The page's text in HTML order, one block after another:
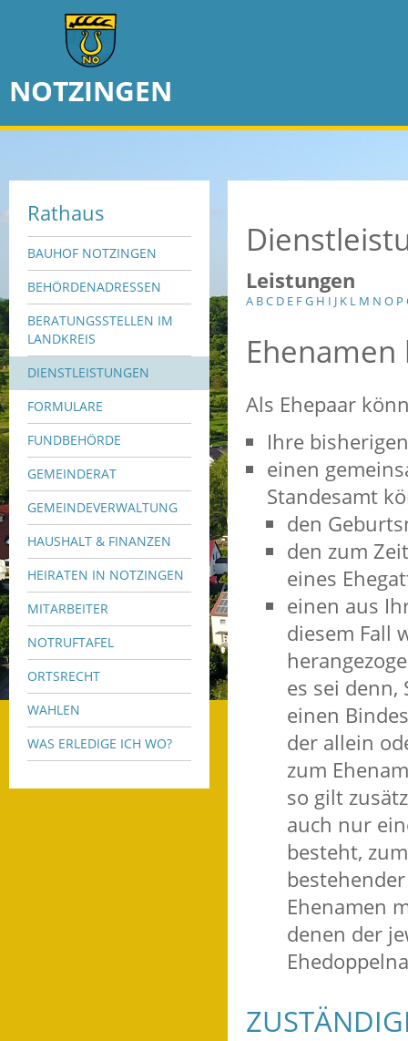
NOTZINGEN
Rathaus
BAUHOF NOTZINGEN
BEHÖRDENADRESSEN
BERATUNGSSTELLEN IM
LANDKREIS
DIENSTLEISTUNGEN
FORMULARE
FUNDBEHÖRDE
GEMEINDERAT
GEMEINDEVERWALTUNG
HAUSHALT & FINANZEN
HEIRATEN IN NOTZINGEN
MITARBEITER
NOTRUFTAFEL
ORTSRECHT
WAHLEN
WAS ERLEDIGE ICH WO?
Leistungen
A BC D E FG H I J K L M N O P
Als Ehepaar
Ihre
einen
Standesamt
den
den zum
eines
einen aus
diesem Fall
es sei
einen
der allein
zum
so gilt
auch nur
besteht,
Ehenamen
denen der